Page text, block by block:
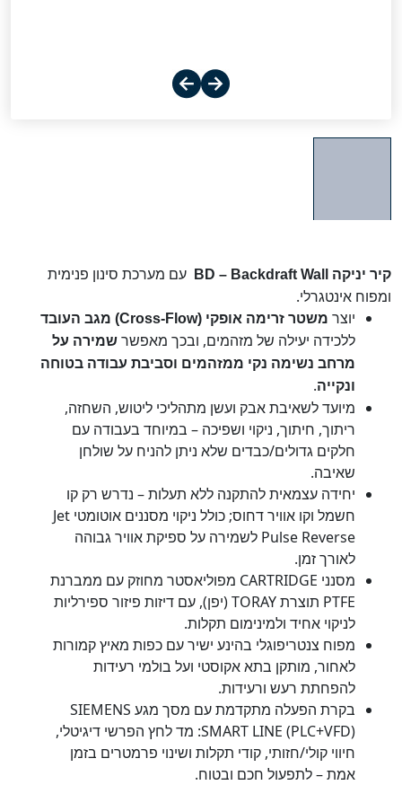
קיר יניקה BD – Backdraft Wall
עם מערכת סינון פנימית
ומפוח אינטגרלי.
יוצר משטר זרימה אופקי (Cross-Flow) מגב העובד
ללכידה יעילה של מזהמים, ובכך מאפשר שמירה על
מרחב נשימה נקי ממזהמים וסביבת עבודה בטוחה
ונקייה.
מיועד לשאיבת אבק ועשן מתהליכי ליטוש, השחזה,
ריתוך, חיתוך, ניקוי ושפיכה – במיוחד בעבודה עם
חלקים גדולים/כבדים שלא ניתן להניח על שולחן
שאיבה.
יחידה עצמאית להתקנה ללא תעלות – נדרש רק קו
חשמל וקו אוויר דחוס; כולל ניקוי מסננים אוטומטי Jet
Pulse Reverse לשמירה על ספיקת אוויר גבוהה
לאורך זמן.
מסנני CARTRIDGE מפוליאסטר מחוזק עם ממברנת
PTFE תוצרת TORAY (יפן), עם דיזות פיזור ספירליות
לניקוי אחיד ולמינימום תקלות.
מפוח צנטריפוגלי בהינע ישיר עם כפות מאיץ קמורות
לאחור, מותקן בתא אקוסטי ועל בולמי רעידות
להפחתת רעש ורעידות.
בקרת הפעלה מתקדמת עם מסך מגע SIEMENS
SMART LINE (PLC+VFD): מד לחץ הפרשי דיגיטלי,
חיווי קולי/חזותי, קודי תקלות ושינוי פרמטרים בזמן
אמת – לתפעול חכם ובטוח.